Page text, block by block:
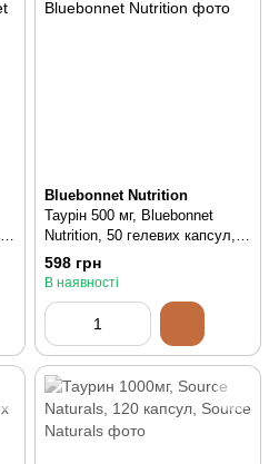
Bluebonnet Nutrition
Таурін 500 мг, Bluebonnet
Nutrition, 50 гелевих капсул,
50 шт
598 грн
В наявності